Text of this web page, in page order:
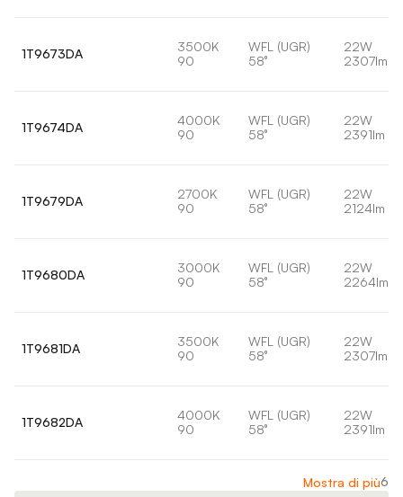
1T9673DA
3500K
90
WFL (UGR)
58°
22W
2307lm
1T9674DA
4000K
90
WFL (UGR)
58°
22W
2391lm
1T9679DA
2700K
90
WFL (UGR)
58°
22W
2124lm
1T9680DA
3000K
90
WFL (UGR)
58°
22W
2264lm
1T9681DA
3500K
90
WFL (UGR)
58°
22W
2307lm
1T9682DA
4000K
90
WFL (UGR)
58°
22W
2391lm
Mostra di più6